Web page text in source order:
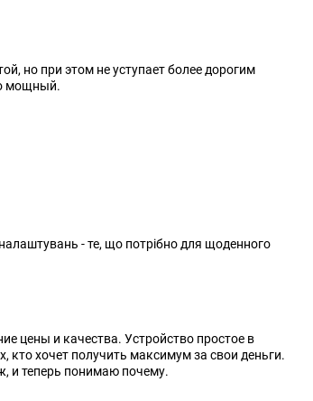
но при этом не уступает более дорогим
мощный.
- те, що потрібно для щоденного
цены и качества. Устройство простое в
кто хочет получить максимум за свои деньги.
и теперь понимаю почему.